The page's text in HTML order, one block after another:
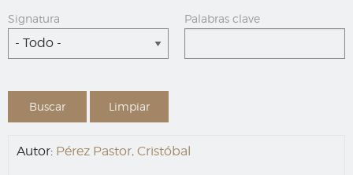
Signatura
- Todo -
Palabras clave
Autor: Pérez Pastor, Cristóbal